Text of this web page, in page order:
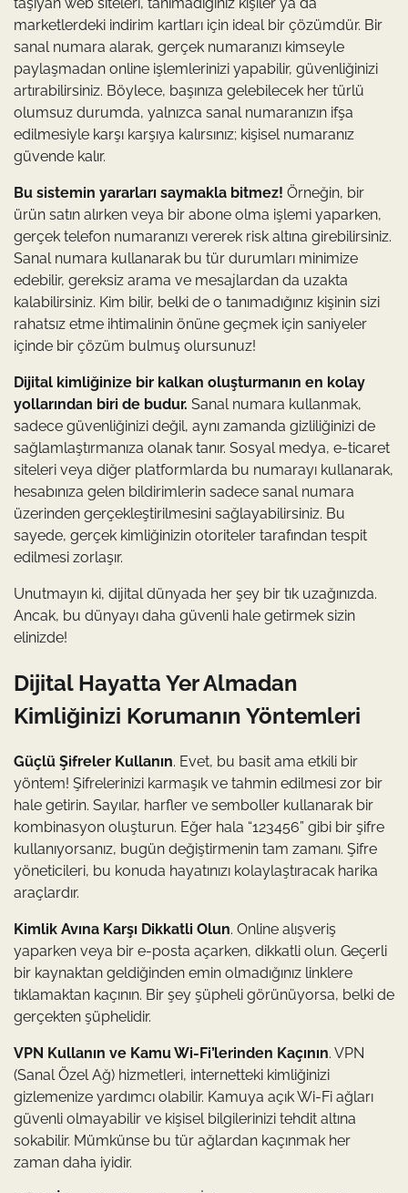
marketlerdeki indirim kartları için ideal bir çözümdür. Bir
sanal numara alarak, gerçek numaranızı kimseyle
paylaşmadan online işlemlerinizi yapabilir, güvenliğinizi
artırabilirsiniz. Böylece, başınıza gelebilecek her türlü
olumsuz durumda, yalnızca sanal numaranızın ifşa
edilmesiyle karşı karşıya kalırsınız; kişisel numaranız
güvende kalır.
Bu sistemin yararları saymakla bitmez! Örneğin, bir
ürün satın alırken veya bir abone olma işlemi yaparken,
gerçek telefon numaranızı vererek risk altına girebilirsiniz.
Sanal numara kullanarak bu tür durumları minimize
edebilir, gereksiz arama ve mesajlardan da uzakta
kalabilirsiniz. Kim bilir, belki de o tanımadığınız kişinin sizi
rahatsız etme ihtimalinin önüne geçmek için saniyeler
içinde bir çözüm bulmuş olursunuz!
Dijital kimliğinize bir kalkan oluşturmanın en kolay
yollarından biri de budur. Sanal numara kullanmak,
sadece güvenliğinizi değil, aynı zamanda gizliliğinizi de
sağlamlaştırmanıza olanak tanır. Sosyal medya, e-ticaret
siteleri veya diğer platformlarda bu numarayı kullanarak,
hesabınıza gelen bildirimlerin sadece sanal numara
üzerinden gerçekleştirilmesini sağlayabilirsiniz. Bu
sayede, gerçek kimliğinizin otoriteler tarafından tespit
edilmesi zorlaşır.
Unutmayın ki, dijital dünyada her şey bir tık uzağınızda.
Ancak, bu dünyayı daha güvenli hale getirmek sizin
elinizde!
Dijital Hayatta Yer Almadan
Kimliğinizi Korumanın Yöntemleri
Güçlü Şifreler Kullanın. Evet, bu basit ama etkili bir
yöntem! Şifrelerinizi karmaşık ve tahmin edilmesi zor bir
hale getirin. Sayılar, harfler ve semboller kullanarak bir
kombinasyon oluşturun. Eğer hala “123456” gibi bir şifre
kullanıyorsanız, bugün değiştirmenin tam zamanı. Şifre
yöneticileri, bu konuda hayatınızı kolaylaştıracak harika
araçlardır.
Kimlik Avına Karşı Dikkatli Olun. Online alışveriş
yaparken veya bir e-posta açarken, dikkatli olun. Geçerli
bir kaynaktan geldiğinden emin olmadığınız linklere
tıklamaktan kaçının. Bir şey şüpheli görünüyorsa, belki de
gerçekten şüphelidir.
VPN Kullanın ve Kamu Wi-Fi’lerinden Kaçının. VPN
(Sanal Özel Ağ) hizmetleri, internetteki kimliğinizi
gizlemenize yardımcı olabilir. Kamuya açık Wi-Fi ağları
güvenli olmayabilir ve kişisel bilgilerinizi tehdit altına
sokabilir. Mümkünse bu tür ağlardan kaçınmak her
zaman daha iyidir.